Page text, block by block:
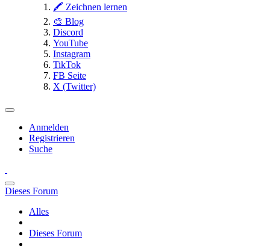
🖍 Zeichnen lernen
🎨 Blog
Discord
YouTube
Instagram
TikTok
FB Seite
X (Twitter)
Anmelden
Registrieren
Suche
Dieses Forum
Alles
Dieses Forum